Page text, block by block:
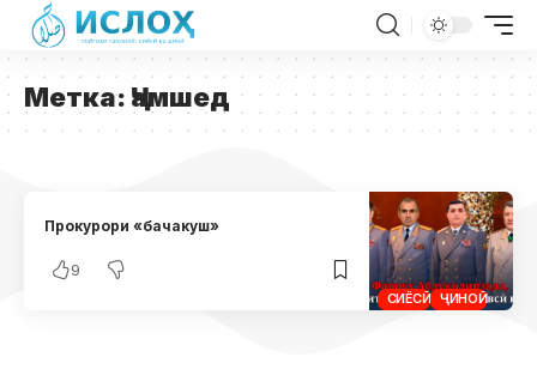
Метка: Ҷамшед
СИЁСӢ ҶИНОӢ
Прокурори «бачакуш»
9